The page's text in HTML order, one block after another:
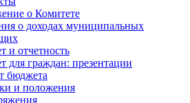
о Комитете
о доходах муниципальных
и отчетность
для граждан: презентации
бюджета
и положения